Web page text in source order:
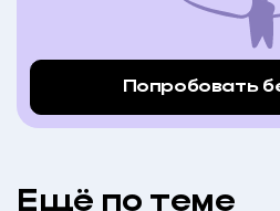
Попробовать
Eщё по теме